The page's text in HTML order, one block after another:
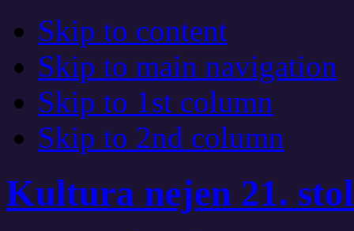
Skip to content
Skip to main navigation
Skip to 1st column
Skip to 2nd column
Kultura nejen 21.